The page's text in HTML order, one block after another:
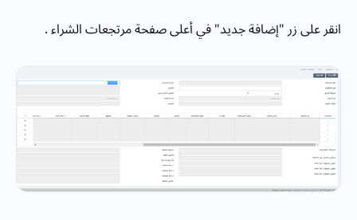
انقر على زر "إضافة جديد" في أعلى صفحة مرتجعات الشراء .